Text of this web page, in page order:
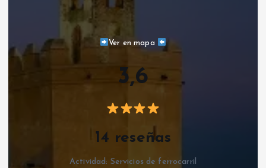
Ver en mapa
3,6
14 reseñas
Actividad: Servicios de ferrocarril